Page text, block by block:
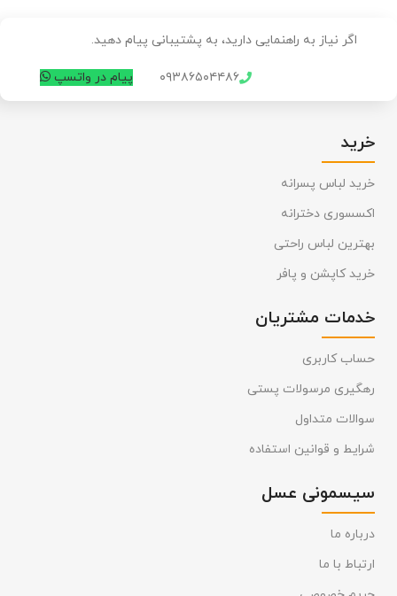
اگر نیاز به راهنمایی دارید، به پشتیبانی پیام دهید.
۰۹۳۸۶۵۰۴۴۸۶ پیام در واتسپ
خرید
خرید لباس پسرانه
اکسسوری دخترانه
بهترین لباس راحتی
خرید کاپشن و پافر
خدمات مشتریان
حساب کاربری
رهگیری مرسولات پستی
سوالات متداول
شرایط و قوانین استفاده
سیسمونی عسل
درباره ما
ارتباط با ما